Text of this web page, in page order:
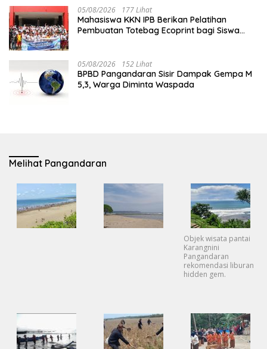
05/08/2026 177 Lihat
Mahasiswa KKN IPB Berikan Pelatihan
Pembuatan Totebag Ecoprint bagi Siswa
05/08/2026 152 Lihat
BPBD Pangandaran Sisir Dampak Gempa M
5,3, Warga Diminta Waspada
Melihat Pangandaran
Objek wisata pantai
Karangnini
Pangandaran
rekomendasi liburan
hidden gem.